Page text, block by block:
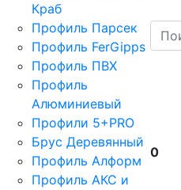
Краб
Профиль Парсек
Профиль FerGipps
Профиль ПВХ
Профиль
Алюминиевый
Профили 5+PRO
Брус Деревянный
Профиль Алформ
Профиль АКС и
0